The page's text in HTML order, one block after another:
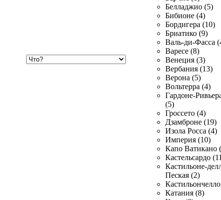
Белладжио (5)
Бибионе (4)
Бордигера (10)
Бриатико (9)
Валь-ди-Фасса
Варесе (8)
Венеция (3)
Вербания (13)
Верона (5)
Вольтерра (4)
Гардоне-
(5)
Гроссето (4)
Дзамброне (19)
Изола Росса (4)
Империя (10)
Капо Ватикано
Кастельсардо
Кастильоне-
Пеская (2)
Катания (8)